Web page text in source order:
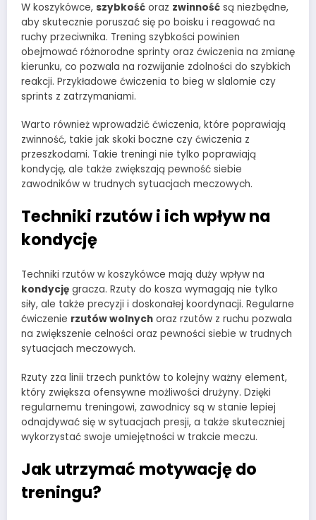
W koszykówce, szybkość oraz zwinność są niezbędne,
aby skutecznie poruszać się po boisku i reagować na
ruchy przeciwnika. Trening szybkości powinien
obejmować różnorodne sprinty oraz ćwiczenia na zmianę
kierunku, co pozwala na rozwijanie zdolności do szybkich
reakcji. Przykładowe ćwiczenia to bieg w slalomie czy
sprints z zatrzymaniami.
Warto również wprowadzić ćwiczenia, które poprawiają
zwinność, takie jak skoki boczne czy ćwiczenia z
przeszkodami. Takie treningi nie tylko poprawiają
kondycję, ale także zwiększają pewność siebie
zawodników w trudnych sytuacjach meczowych.
Techniki rzutów i ich wpływ na
kondycję
Techniki rzutów w koszykówce mają duży wpływ na
kondycję gracza. Rzuty do kosza wymagają nie tylko
siły, ale także precyzji i doskonałej koordynacji. Regularne
ćwiczenie rzutów wolnych oraz rzutów z ruchu pozwala
na zwiększenie celności oraz pewności siebie w trudnych
sytuacjach meczowych.
Rzuty zza linii trzech punktów to kolejny ważny element,
który zwiększa ofensywne możliwości drużyny. Dzięki
regularnemu treningowi, zawodnicy są w stanie lepiej
odnajdywać się w sytuacjach presji, a także skuteczniej
wykorzystać swoje umiejętności w trakcie meczu.
Jak utrzymać motywację do
treningu?